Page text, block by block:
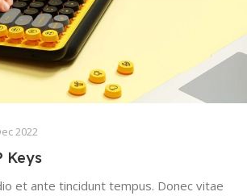
2022
Keys
et ante tincidunt tempus. Donec vitae